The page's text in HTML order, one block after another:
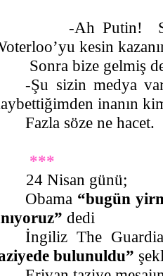
-Ah Putin!
kesin
Sonra bize gelmiş
-Şu sizin medya
inanın
Fazla söze ne hacet.
***
24 Nisan günü;
Obama “bugün
dedi
İngiliz The
bulunuldu”